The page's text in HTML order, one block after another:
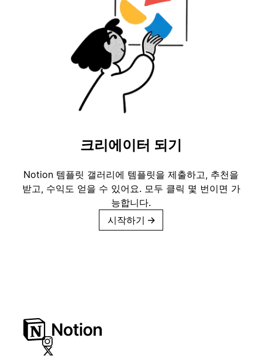
크리에이터 되기
Notion 템플릿 갤러리에 템플릿을 제출하고, 추천을
받고, 수익도 얻을 수 있어요. 모두 클릭 몇 번이면 가
능합니다.
시작하기 →